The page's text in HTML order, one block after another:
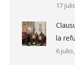
17
la
6